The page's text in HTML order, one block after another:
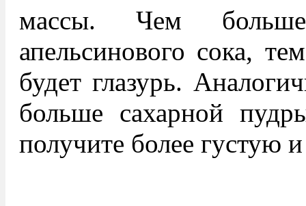
массы. Чем
апельсинового сока,
будет глазурь.
больше сахарной
получите более густую